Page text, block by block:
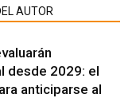
AUTOR
desde 2029: el
anticiparse al